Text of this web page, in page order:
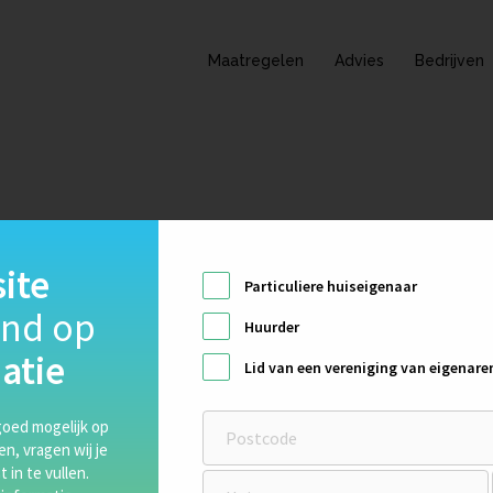
Maatregelen Advies Bedrijven
en het brengen van gemak. Sinds 2011 is Zonneplan
door het gebruik van zonnepanelen.
jaren voor iedereen een logische en eenvoudig te
op
mogelijk op
vragen wij je
in te vullen.
Particuliere huiseigenaar
Huurder
Lid van een vereniging van